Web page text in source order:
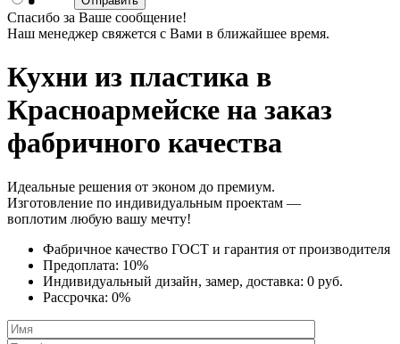
Спасибо за Ваше сообщение!
Наш менеджер свяжется с Вами в ближайшее время.
Кухни из пластика в
Красноармейске на заказ
фабричного качества
Идеальные решения от эконом до премиум.
Изготовление по индивидуальным проектам —
воплотим любую вашу мечту!
Фабричное качество ГОСТ и гарантия от производителя
Предоплата: 10%
Индивидуальный дизайн, замер, доставка: 0 руб.
Рассрочка: 0%